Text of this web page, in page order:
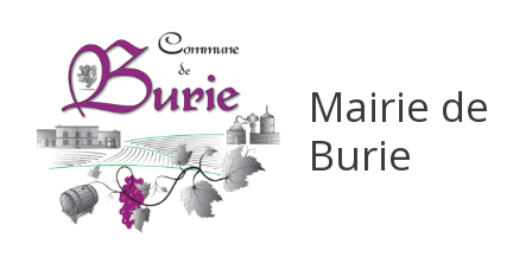
Mairie de
Burie